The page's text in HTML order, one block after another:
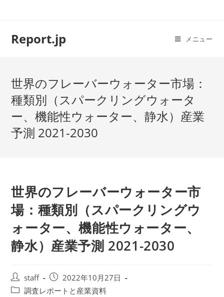
Report.jp メニュー
世界のフレーバーウォーター市場：
種類別（スパークリングウォータ
ー、機能性ウォーター、静水）産業
予測 2021-2030
世界のフレーバーウォーター市
場：種類別（スパークリングウ
ォーター、機能性ウォーター、
静水）産業予測 2021-2030
投
稿
staff
投
稿
2022年10月27日
投
調査レポートと産業資料